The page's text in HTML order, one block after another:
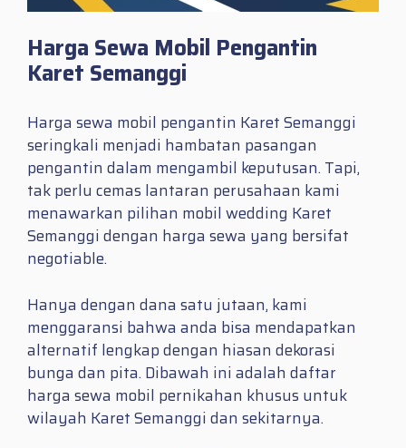
Harga Sewa Mobil Pengantin
Karet Semanggi
Harga sewa mobil pengantin Karet Semanggi
seringkali menjadi hambatan pasangan
pengantin dalam mengambil keputusan. Tapi,
tak perlu cemas lantaran perusahaan kami
menawarkan pilihan mobil wedding Karet
Semanggi dengan harga sewa yang bersifat
negotiable.
Hanya dengan dana satu jutaan, kami
menggaransi bahwa anda bisa mendapatkan
alternatif lengkap dengan hiasan dekorasi
bunga dan pita. Dibawah ini adalah daftar
harga sewa mobil pernikahan khusus untuk
wilayah Karet Semanggi dan sekitarnya.